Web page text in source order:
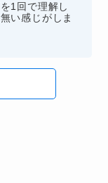
1回で理解し
い感じがしま